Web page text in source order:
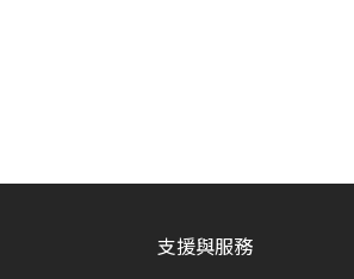
支援與服務